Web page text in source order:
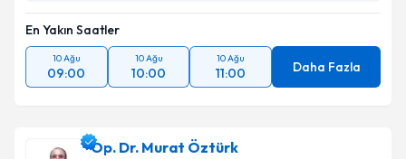
En Yakın Saatler
10 Ağu
09:00
10 Ağu
10:00
10 Ağu
11:00 Daha Fazla
Op. Dr. Murat Öztürk